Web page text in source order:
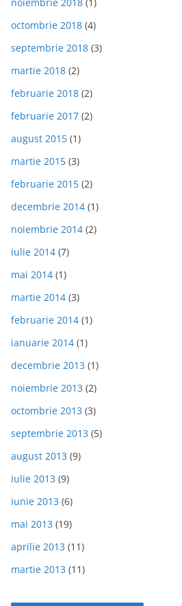
octombrie 2018 (4)
septembrie 2018 (3)
martie 2018 (2)
februarie 2018 (2)
februarie 2017 (2)
august 2015 (1)
martie 2015 (3)
februarie 2015 (2)
decembrie 2014 (1)
noiembrie 2014 (2)
iulie 2014 (7)
mai 2014 (1)
martie 2014 (3)
februarie 2014 (1)
ianuarie 2014 (1)
decembrie 2013 (1)
noiembrie 2013 (2)
octombrie 2013 (3)
septembrie 2013 (5)
august 2013 (9)
iulie 2013 (9)
iunie 2013 (6)
mai 2013 (19)
aprilie 2013 (11)
martie 2013 (11)